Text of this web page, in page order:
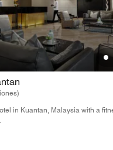
in Kuantan, Malaysia with a